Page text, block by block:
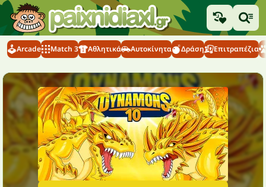
Arcade Match 3 Αθλητικά Αυτοκίνητα Δράση Επιτραπέζια